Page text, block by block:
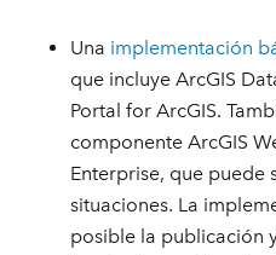
Una implementación
que incluye ArcGIS
Portal for ArcGIS.
componente ArcGIS
Enterprise, que puede
situaciones. La
posible la publicación